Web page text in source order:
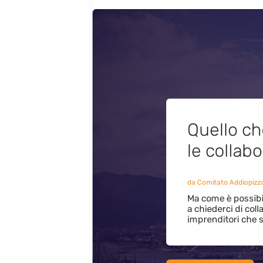
Quello
le
da Comitato
Ma come è
a chiederci di
imprenditori che